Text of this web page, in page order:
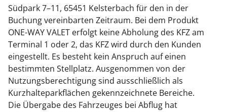
Südpark 7–11, 65451 Kelsterbach für den in der
Buchung vereinbarten Zeitraum. Bei dem Produkt
ONE-WAY VALET erfolgt keine Abholung des KFZ am
Terminal 1 oder 2, das KFZ wird durch den Kunden
eingestellt. Es besteht kein Anspruch auf einen
bestimmten Stellplatz. Ausgenommen von der
Nutzungsberechtigung sind ausschließlich als
Kurzhalteparkflächen gekennzeichnete Bereiche.
Die Übergabe des Fahrzeuges bei Abflug hat